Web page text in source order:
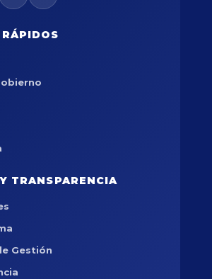
TRANSPARENCIA
Gestión